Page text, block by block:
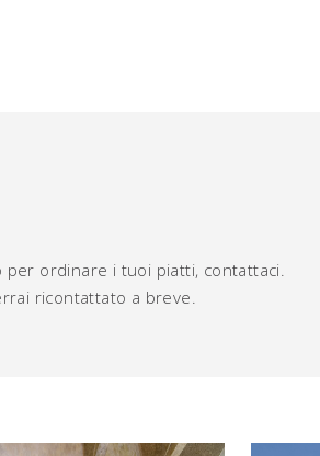
ordinare i tuoi piatti, contattaci.
ricontattato a breve.